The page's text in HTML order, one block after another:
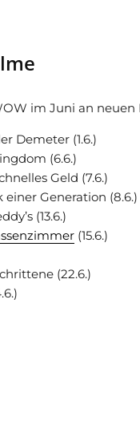
im Juni an
Demeter (1.6.)
(6.6.)
Geld (7.6.)
einer Generation (8.6.)
(13.6.)
(15.6.)
(22.6.)